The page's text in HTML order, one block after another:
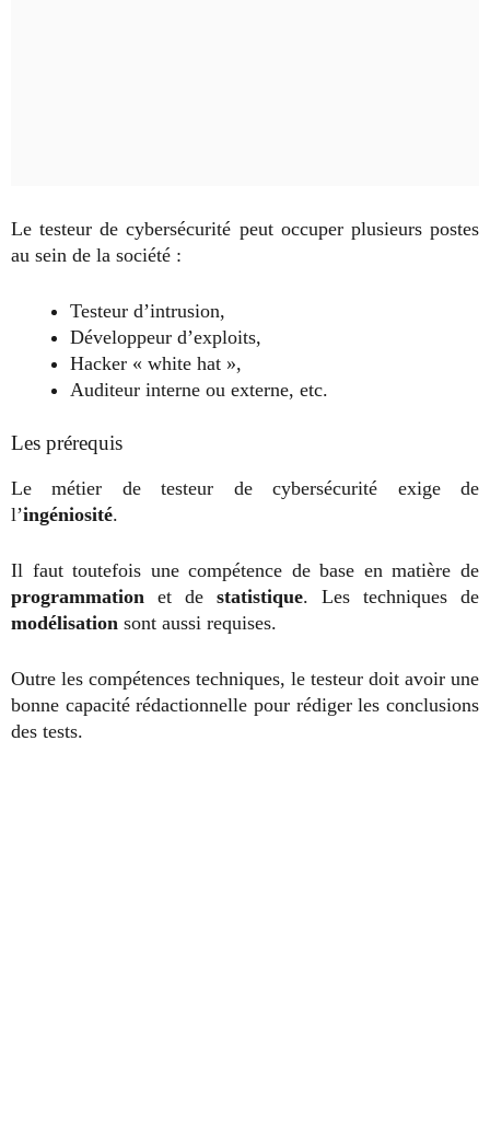
Le testeur de cybersécurité peut occuper plusieurs postes
au sein de la société :
Testeur d’intrusion,
Développeur d’exploits,
Hacker « white hat »,
Auditeur interne ou externe, etc.
Les prérequis
Le métier de testeur de cybersécurité exige de
l’ingéniosité.
Il faut toutefois une compétence de base en matière de
programmation et de statistique. Les techniques de
modélisation sont aussi requises.
Outre les compétences techniques, le testeur doit avoir une
bonne capacité rédactionnelle pour rédiger les conclusions
des tests.